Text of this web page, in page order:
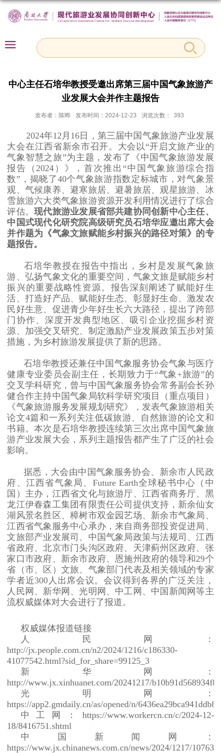
中心主任石培华教授受邀出席第三届中国气象旅游产
业发展大会并作主题报告
发布者：陈晔 发布时间：2024-12-23 浏览次数： 393
2024年12月16日，第三届中国气象旅游产业发展
大会在江西省新余市召开。大会以“开启文旅产业的
气象智慧之旅”为主题，发布了《中国气象旅游发展
报告（2024）》，首次推出“中国气象旅游综合指
数”，揭晓了40个气象旅游指数定标城市，对气象景
观、气候康养、避寒旅居、避暑旅居、观星旅游、冰
雪旅游六大类气象旅游资源开发利用情况进行了综合
评估。现代旅游业发展省部共建协同创新中心主任、
中国式现代化研究院高级研究员石培华应邀出席大会
并作题为《气象文旅赋能乡村振兴的路径对策》的专
题报告。
石培华教授在报告中指出，乡村是发展气象旅
游、弘扬气象文化的重要空间，气象文旅是赋能乡村
振兴的重要战略性资源。报告深刻阐述了赋能好生
活、打造好产品、赋能好生态、彰显好生命、激发农
民好生意、促进青少年好生长六大路径，提出了跨部
门协作、深度开发典型地区、吸引企业挖掘乡村资
源、加强交叉研究、制定激励产业发展政策五步对策
措施，为乡村旅游发展提供了新的思路。
石培华教授还兼任中国气象服务协会气象与医疗
健康专业委员会副主任，长期致力于“气象+旅游”的
交叉学科研究，曾与中国气象服务协会常务副会长孙
健合作主持中国气象局软科学研究项目（重点项目）
《气象旅游服务发展规划研究》，发表气象旅游相关
论文4篇和一系列关注低碳旅游、自然旅游的论文和
书籍。本次是石培华教授连续第三次出席中国气象旅
游产业发展大会，系列主题报告都产生了广泛的社会
影响。
据悉，大会由中国气象服务协会、新余市人民政
府、江西省气象局、Future Earth全球秘书中心（中
国）主办，江西省文化与旅游厅、江西省商务厅、黑
龙江伊春森工集团有限责任公司提供支持，新余仙女
湖风景名胜区、樟树市双金园艺场、新余市气象局、
江西省气象服务中心承办，来自商务部投资促进局、
文旅部产业发展司、中国气象局政策与法规司、江西
省政府、北京市门头沟区政府、天津蓟州区政府、张
家口市政府、新余市政府、恩施州政府的领导和29个
省（市、区）文旅、气象部门代表及相关领域的专家
学者近300人出席会议。会议得到各界的广泛关注，
人民网、新华网、光明网、中工网、中国新闻网等主
流权威媒体对大会进行了报道。
权威媒体报道链接
人民网：
http://jx.people.com.cn/n2/2024/1216/c186330-
41077542.html?sid_for_share=99125_3
新华网：
http://www.jx.xinhuanet.com/20241217/
光明网：
https://app2.gmdaily.cn/as/opened/n/
中工网：https://www.workercn.cn/c/2024-12-
18/8416751.shtml
中国新闻网：
https://www.jx.chinanews.com.cn/news/2024/1217/